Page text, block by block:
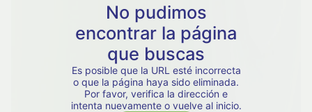
No pudimos
encontrar la página
que buscas
Es posible que la URL esté incorrecta
o que la página haya sido eliminada.
Por favor, verifica la dirección e
intenta nuevamente o vuelve al inicio.